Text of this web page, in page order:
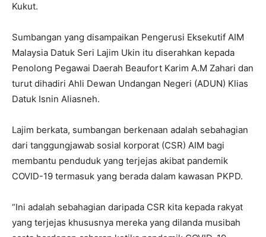
Kukut.
Sumbangan yang disampaikan Pengerusi Eksekutif AIM
Malaysia Datuk Seri Lajim Ukin itu diserahkan kepada
Penolong Pegawai Daerah Beaufort Karim A.M Zahari dan
turut dihadiri Ahli Dewan Undangan Negeri (ADUN) Klias
Datuk Isnin Aliasneh.
Lajim berkata, sumbangan berkenaan adalah sebahagian
dari tanggungjawab sosial korporat (CSR) AIM bagi
membantu penduduk yang terjejas akibat pandemik
COVID-19 termasuk yang berada dalam kawasan PKPD.
“Ini adalah sebahagian daripada CSR kita kepada rakyat
yang terjejas khususnya mereka yang dilanda musibah